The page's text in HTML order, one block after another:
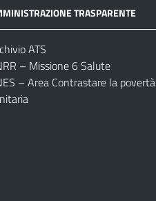
TRASPARENTE
ATS
– Missione 6 Salute
– Area Contrastare la povertà